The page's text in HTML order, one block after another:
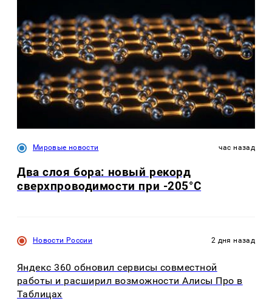
Мировые новости час назад
Два слоя бора: новый рекорд
сверхпроводимости при -205°C
Новости России 2 дня назад
Яндекс 360 обновил сервисы совместной
работы и расширил возможности Алисы Про в
Таблицах